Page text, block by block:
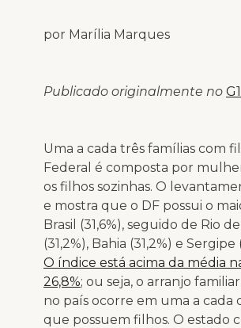
por Marília Marques
Publicado originalmente no G1
Uma a cada três famílias com
Federal é composta por
os filhos sozinhas. O
e mostra que o DF possui o
Brasil (31,6%), seguido de Rio
(31,2%), Bahia (31,2%) e Sergipe
O índice está acima da média
26,8%; ou seja, o arranjo
no país ocorre em uma a cada
que possuem filhos. O estado